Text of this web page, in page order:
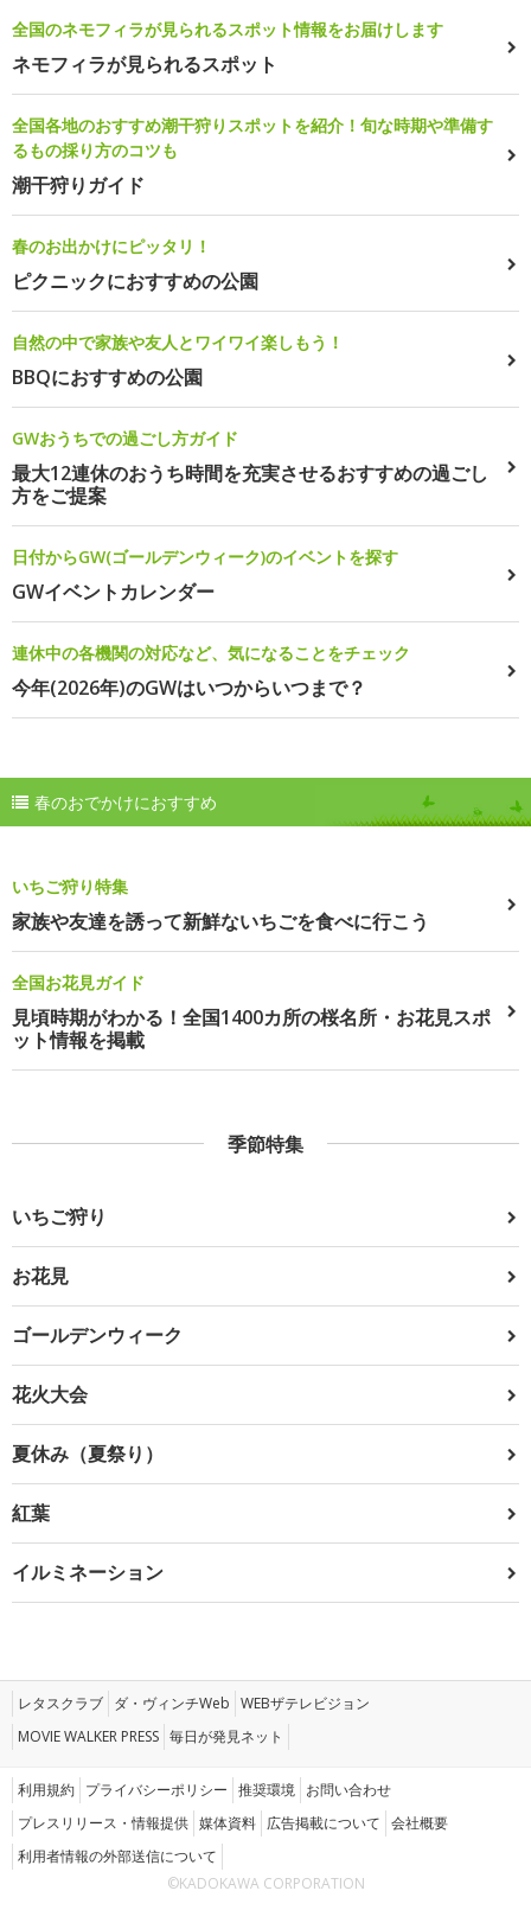
全国のネモフィラが見られるスポット情報をお届けします
ネモフィラが見られるスポット
全国各地のおすすめ潮干狩りスポットを紹介！旬な時期や準備す
るもの採り方のコツも
潮干狩りガイド
春のお出かけにピッタリ！
ピクニックにおすすめの公園
自然の中で家族や友人とワイワイ楽しもう！
BBQにおすすめの公園
GWおうちでの過ごし方ガイド
最大12連休のおうち時間を充実させるおすすめの過ごし
方をご提案
日付からGW(ゴールデンウィーク)のイベントを探す
GWイベントカレンダー
連休中の各機関の対応など、気になることをチェック
今年(2026年)のGWはいつからいつまで？
春のおでかけにおすすめ
いちご狩り特集
家族や友達を誘って新鮮ないちごを食べに行こう
全国お花見ガイド
見頃時期がわかる！全国1400カ所の桜名所・お花見スポ
ット情報を掲載
季節特集
いちご狩り
お花見
ゴールデンウィーク
花火大会
夏休み（夏祭り）
紅葉
イルミネーション
レタスクラブ ダ・ヴィンチWeb WEBザテレビジョン
MOVIE WALKER PRESS 毎日が発見ネット
利用規約 プライバシーポリシー 推奨環境 お問い合わせ
プレスリリース・情報提供 媒体資料 広告掲載について 会社概要
利用者情報の外部送信について
©KADOKAWA CORPORATION